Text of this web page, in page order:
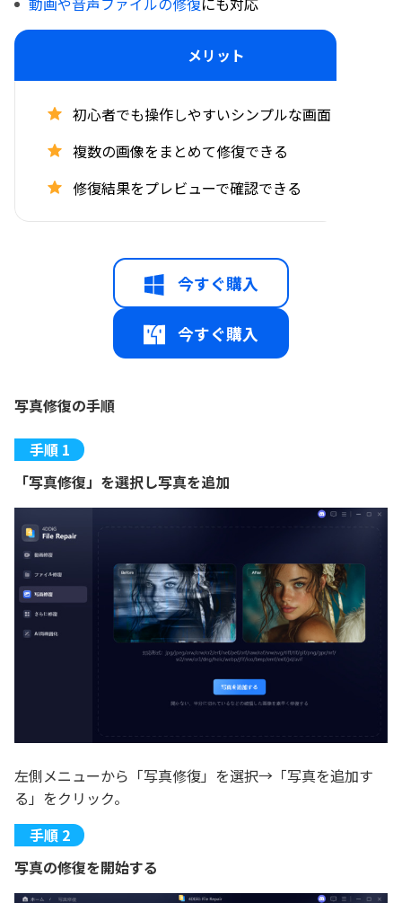
メリット
初心者でも操作しやすいシンプルな画面
複数の画像をまとめて修復できる
修復結果をプレビューで確認できる
今すぐ購入
今すぐ購入
写真修復の手順
「写真修復」を選択し写真を追加
左側メニューから「写真修復」を選択→「写真を追加す
る」をクリック。
写真の修復を開始する